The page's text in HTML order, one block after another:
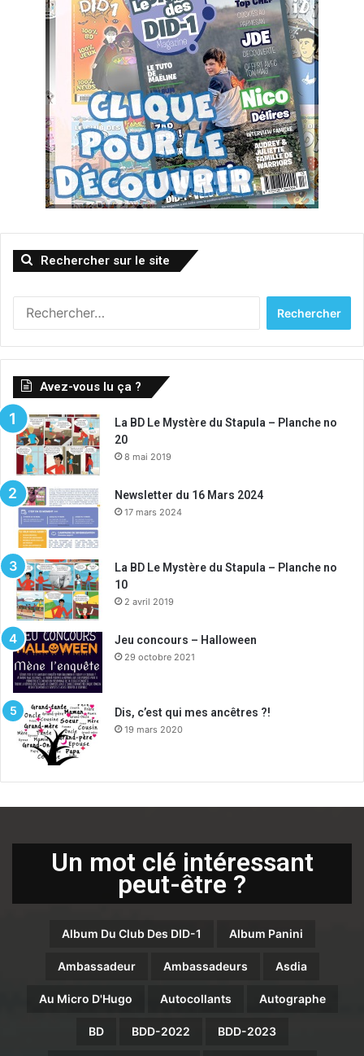
Rechercher sur le site
Avez-vous lu ça ?
La BD Le Mystère du Stapula – Planche no
20
8 mai 2019
Newsletter du 16 Mars 2024
17 mars 2024
La BD Le Mystère du Stapula – Planche no
10
2 avril 2019
Jeu concours – Halloween
29 octobre 2021
Dis, c’est qui mes ancêtres ?!
19 mars 2020
Un mot clé intéressant
peut-être ?
Album Du Club Des DID-1 Album Panini
Ambassadeur Ambassadeurs Asdia
Au Micro D'Hugo Autocollants Autographe
BD BDD-2022 BDD-2023